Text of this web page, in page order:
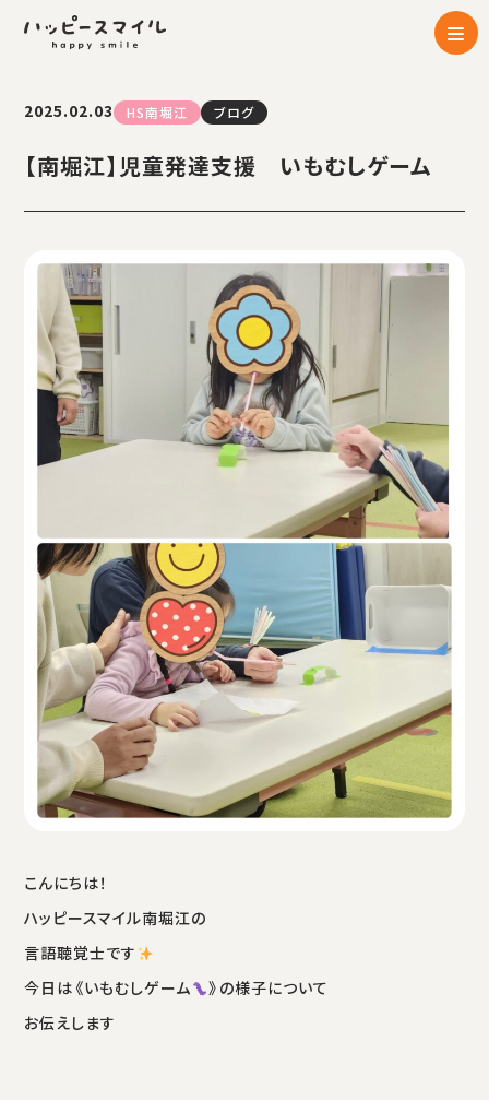
2025.02.03 HS南堀江 ブログ
【南堀江】児童発達支援 いもむしゲーム
こんにちは！
ハッピースマイル南堀江の
言語聴覚士です
今日は《いもむしゲーム 》の様子について
お伝えします